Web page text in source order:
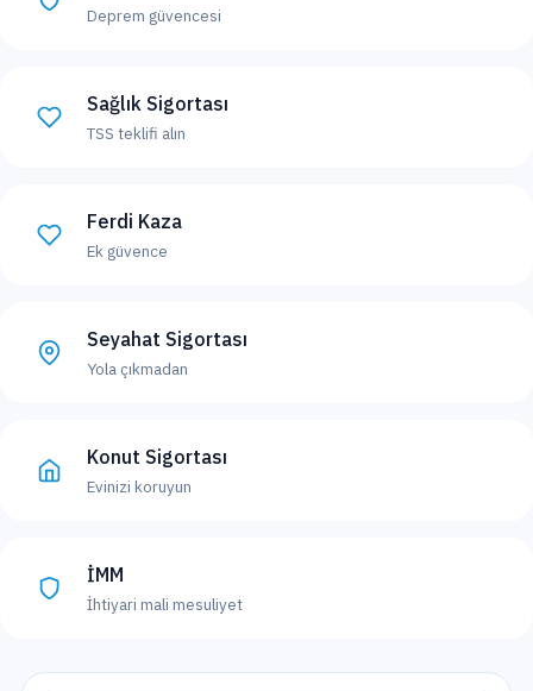
Deprem güvencesi
Sağlık Sigortası
TSS teklifi alın
Ferdi Kaza
Ek güvence
Seyahat Sigortası
Yola çıkmadan
Konut Sigortası
Evinizi koruyun
İMM
İhtiyari mali mesuliyet